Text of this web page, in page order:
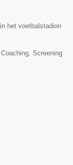
het voetbalstadion
Screening